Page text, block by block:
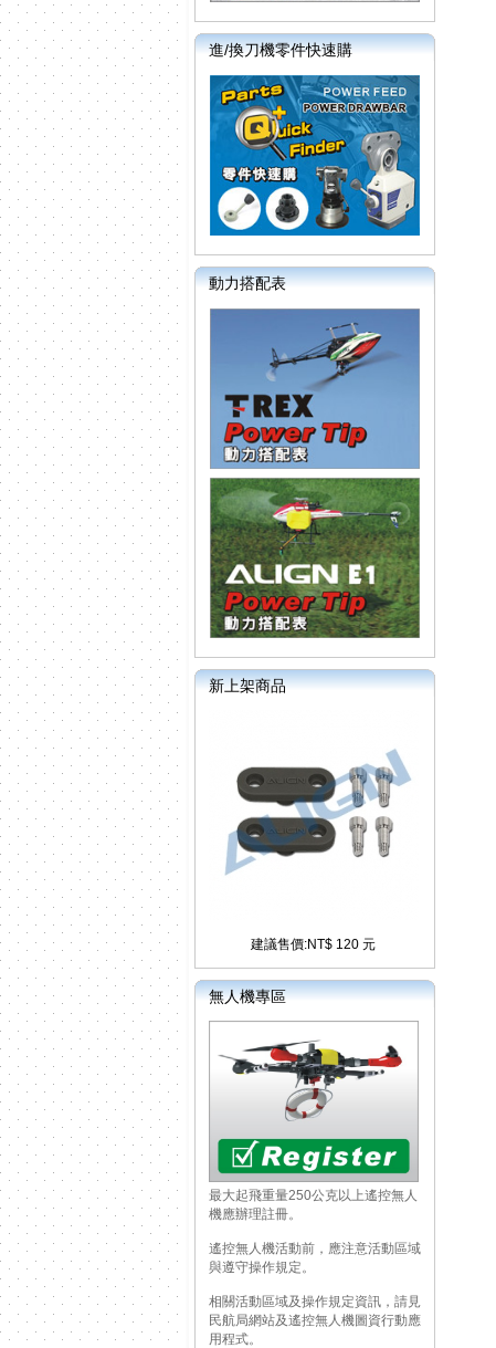
進/換刀機零件快速購
動力搭配表
新上架商品
建議售價:NT$ 120 元
無人機專區
最大起飛重量250公克以上遙控無人
機應辦理註冊。
遙控無人機活動前，應注意活動區域
與遵守操作規定。
相關活動區域及操作規定資訊，請見
民航局網站及遙控無人機圖資行動應
用程式。